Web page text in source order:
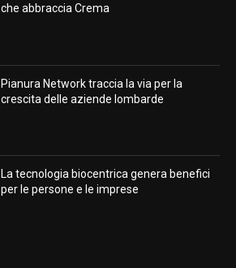
che abbraccia Crema
Pianura Network traccia la via per la
crescita delle aziende lombarde
La tecnologia biocentrica genera benefici
per le persone e le imprese